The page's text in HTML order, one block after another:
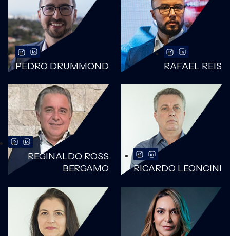
PEDRO DRUMMOND RAFAEL REIS
REGINALDO ROSS
BERGAMO
RICARDO LEONCINI